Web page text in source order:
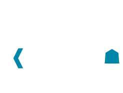
❰ ☗